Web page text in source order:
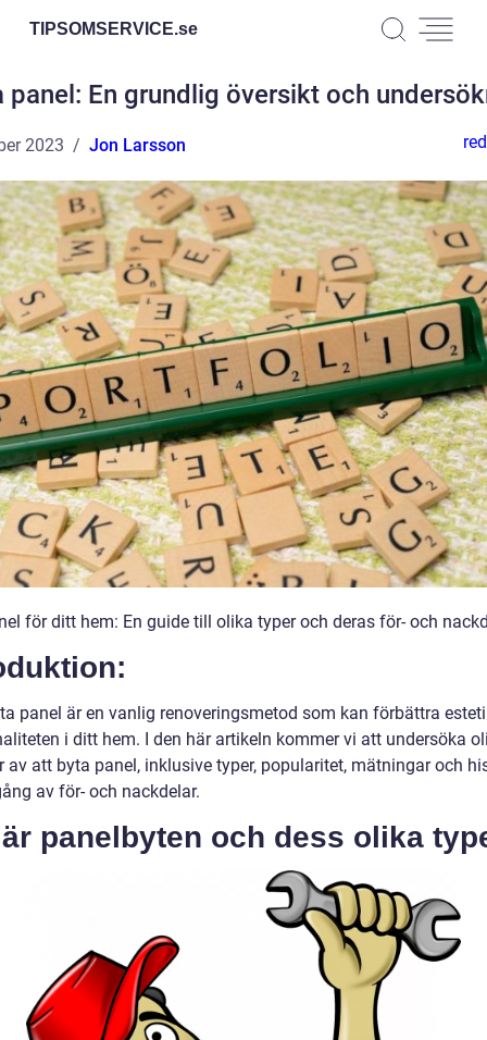
TIPSOMSERVICE.se
panel: En grundlig översikt och
2023 Jon Larsson
för ditt hem: En guide till olika typer och deras för- och
panel är en vanlig renoveringsmetod som kan förbättra
i ditt hem. I den här artikeln kommer vi att undersöka
av att byta panel, inklusive typer, popularitet, mätningar och
av för- och nackdelar.
panelbyten och dess olika